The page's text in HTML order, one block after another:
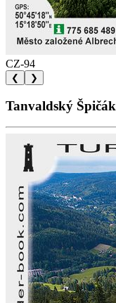
CZ-94
❮ ❯
Tanvaldský Špičák